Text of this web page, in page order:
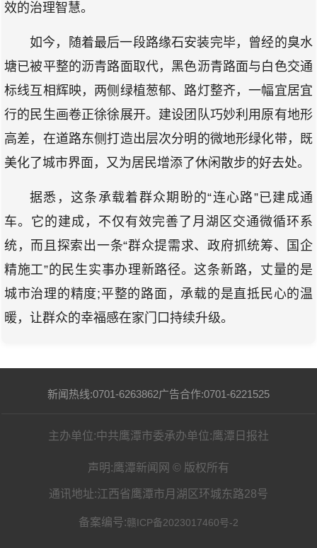
效的治理智慧。
如今，随着最后一段路缘石安装完毕，曾经的臭水
塘已被平整的沥青路面取代，黑色沥青路面与白色交通
标线互相辉映，两侧绿植葱郁、路灯整齐，一幅宜居宜
行的民生画卷正徐徐展开。建设团队巧妙利用原有地形
高差，在道路东侧打造出层次分明的微地形绿化带，既
美化了城市界面，又为居民增添了休闲散步的好去处。
据悉，这条承载着群众期盼的“连心路”已建成通
车。它的建成，不仅有效完善了月湖区交通微循环系
统，而且探索出一条“群众提需求、政府抓统筹、国企
精施工”的民生实事办理新路径。这条新路，丈量的是
城市治理的精度;平整的路面，承载的是直抵民心的温
暖，让群众的幸福感在家门口持续升级。
新闻热线:0701-6263862广告合作:0701-6221525
主办单位:中共鹰潭市委承办单位:鹰潭日报社
声明:鹰潭新闻网 © 版权所有
通讯地址:江西省鹰潭市月湖区环城东路28号
备案编号:赣ICP备2023017460号-2